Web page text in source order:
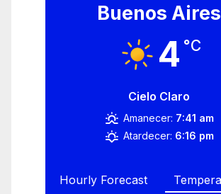
Buenos Aires
4 °C
Cielo Claro
Amanecer: 7:41 am
Atardecer: 6:16 pm
Hourly Forecast